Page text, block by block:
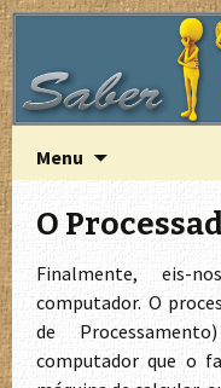
Saber com
A Lógica do
Menu
o
conteúdo
O
Finalmente, eis-
computador. O
de
computador que o